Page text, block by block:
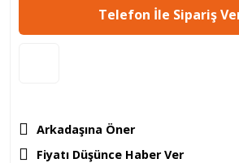
Telefon İle Sipariş
Arkadaşına Öner
Fiyatı Düşünce Haber Ver